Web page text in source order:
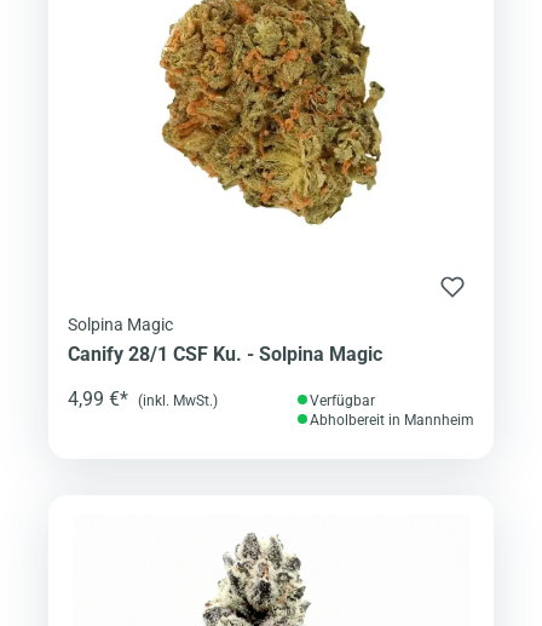
Solpina Magic
Canify 28/1 CSF Ku. - Solpina Magic
4,99 €* (inkl. MwSt.)
Verfügbar
Abholbereit in Mannheim